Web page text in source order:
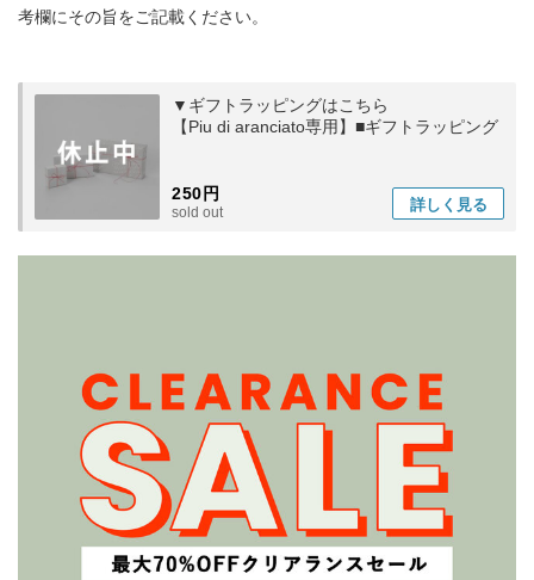
考欄にその旨をご記載ください。
▼ギフトラッピングはこちら
【Piu di aranciato専用】■ギフトラッピング
250円
sold out 詳しく 見る